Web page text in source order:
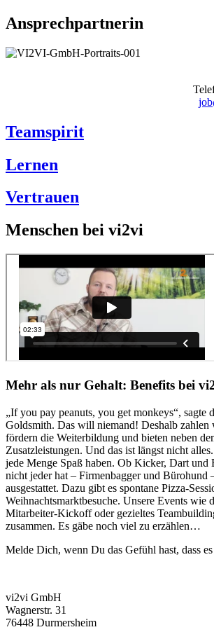
Ansprechpartnerin
Teamspirit
Lernen
Vertrauen
Menschen bei vi2vi
Mehr als nur Gehalt: Benefits bei
„If you pay peanuts, you get monkeys“, sagte
Goldsmith. Das will niemand! Deshalb zahlen
fördern die Weiterbildung und bieten neben
Zusatzleistungen. Und das ist längst nicht
jede Menge Spaß haben. Ob Kicker, Dart und
nicht jeder hat – Firmenbagger und Bürohund
ausgestattet. Dazu gibt es spontane Pizza-
Weihnachtsmarktbesuche. Unsere Events wie
Mitarbeiter-Kickoff oder gezieltes
zusammen. Es gäbe noch viel zu erzählen…
Melde Dich, wenn Du das Gefühl hast, dass es
vi2vi GmbH
Wagnerstr. 31
76448 Durmersheim